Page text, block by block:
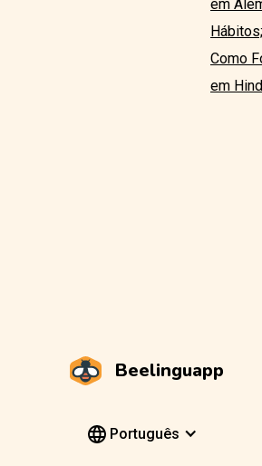
em
Como
em
Beelinguapp
Português